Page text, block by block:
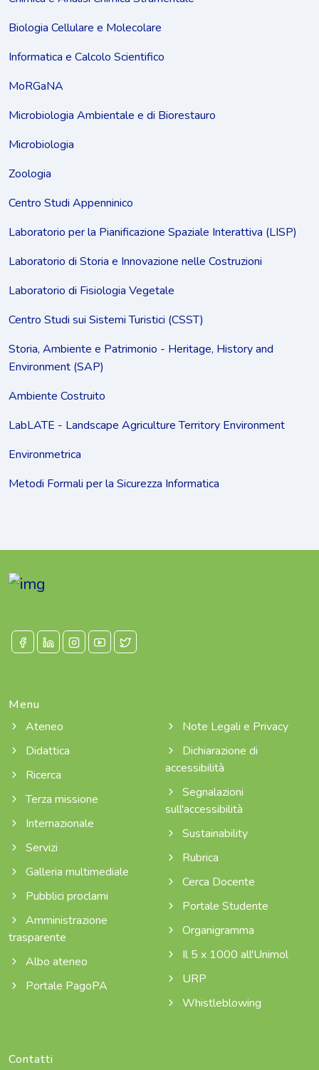
Biologia Cellulare e Molecolare
Informatica e Calcolo Scientifico
MoRGaNA
Microbiologia Ambientale e di Biorestauro
Microbiologia
Zoologia
Centro Studi Appenninico
Laboratorio per la Pianificazione Spaziale Interattiva (LISP)
Laboratorio di Storia e Innovazione nelle Costruzioni
Laboratorio di Fisiologia Vegetale
Centro Studi sui Sistemi Turistici (CSST)
Storia, Ambiente e Patrimonio - Heritage, History and
Environment (SAP)
Ambiente Costruito
LabLATE - Landscape Agriculture Territory Environment
Environmetrica
Metodi Formali per la Sicurezza Informatica
Menu
Ateneo
Didattica
Ricerca
Terza missione
Internazionale
Servizi
Galleria multimediale
Pubblici proclami
Amministrazione
trasparente
Albo ateneo
Portale PagoPA
Note Legali e Privacy
Dichiarazione di
accessibilità
Segnalazioni
sull'accessibilità
Sustainability
Rubrica
Cerca Docente
Portale Studente
Organigramma
Il 5 x 1000 all'Unimol
URP
Whistleblowing
Contatti